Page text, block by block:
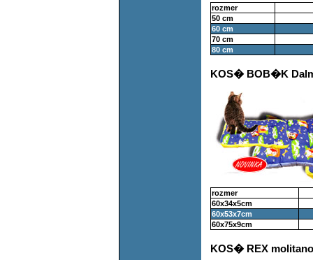
rozmer
50 cm
60 cm
70 cm
80 cm
KOS� BOB�K
rozmer
60x34x5cm
60x53x7cm
60x75x9cm
KOS� REX